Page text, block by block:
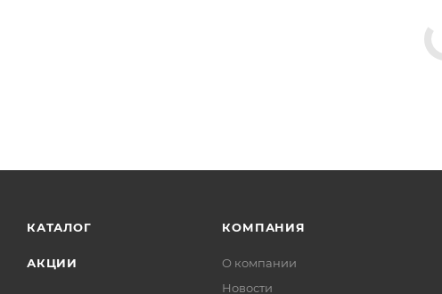
Держатели для бумаги
Код товара
Retro
Страна